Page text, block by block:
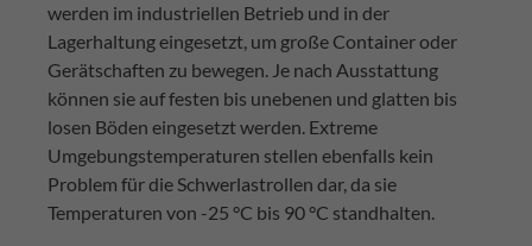
werden im industriellen Betrieb und in der
Lagerhaltung eingesetzt, um große Container oder
Gerätschaften zu bewegen. Je nach Ausstattung
können sie auf festen bis unebenen und glatten bis
losen Böden eingesetzt werden. Extreme
Umgebungstemperaturen stellen ebenfalls kein
Problem für die Schwerlastrollen dar, da sie
Temperaturen von -25 °C bis 90 °C standhalten.